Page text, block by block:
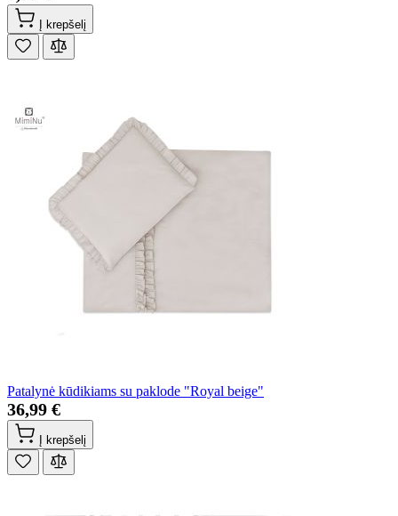
Į krepšelį
Patalynė kūdikiams su paklode "Royal beige"
36,99 €
Į krepšelį